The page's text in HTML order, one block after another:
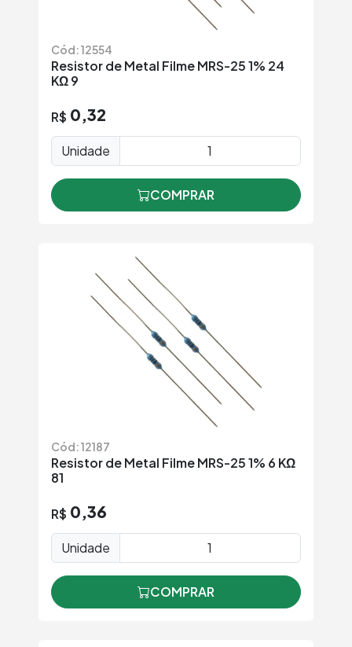
Cód: 12554
Resistor de Metal Filme MRS-25 1% 24
KΩ 9
R$ 0,32
Unidade
COMPRAR
Cód: 12187
Resistor de Metal Filme MRS-25 1% 6 KΩ
81
R$ 0,36
Unidade
COMPRAR